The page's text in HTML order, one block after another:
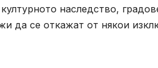
наследство,
да се откажат от някои